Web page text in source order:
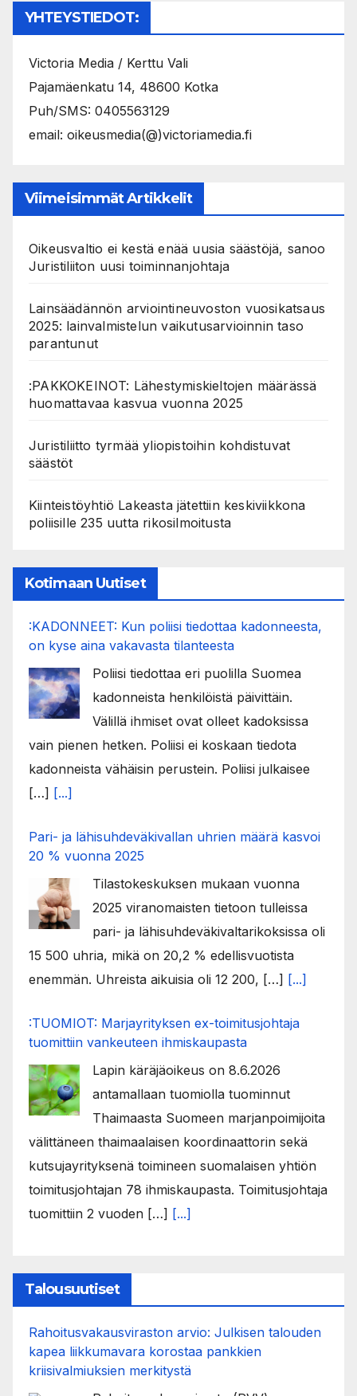
YHTEYSTIEDOT:
Victoria Media / Kerttu Vali
Pajamäenkatu 14, 48600 Kotka
Puh/SMS: 0405563129
email: oikeusmedia(@)victoriamedia.fi
Viimeisimmät Artikkelit
Oikeusvaltio ei kestä enää uusia säästöjä, sanoo
Juristiliiton uusi toiminnanjohtaja
Lainsäädännön arviointineuvoston vuosikatsaus
2025: lainvalmistelun vaikutusarvioinnin taso
parantunut
:PAKKOKEINOT: Lähestymiskieltojen määrässä
huomattavaa kasvua vuonna 2025
Juristiliitto tyrmää yliopistoihin kohdistuvat
säästöt
Kiinteistöyhtiö Lakeasta jätettiin keskiviikkona
poliisille 235 uutta rikosilmoitusta
Kotimaan Uutiset
:KADONNEET: Kun poliisi tiedottaa kadonneesta,
on kyse aina vakavasta tilanteesta
Poliisi tiedottaa eri puolilla Suomea
kadonneista henkilöistä päivittäin.
Välillä ihmiset ovat olleet kadoksissa
vain pienen hetken. Poliisi ei koskaan tiedota
kadonneista vähäisin perustein. Poliisi julkaisee
[…] [...]
Pari- ja lähisuhdeväkivallan uhrien määrä kasvoi
20 % vuonna 2025
Tilastokeskuksen mukaan vuonna
2025 viranomaisten tietoon tulleissa
pari- ja lähisuhdeväkivaltarikoksissa oli
15 500 uhria, mikä on 20,2 % edellisvuotista
enemmän. Uhreista aikuisia oli 12 200, […] [...]
:TUOMIOT: Marjayrityksen ex-toimitusjohtaja
tuomittiin vankeuteen ihmiskaupasta
Lapin käräjäoikeus on 8.6.2026
antamallaan tuomiolla tuominnut
Thaimaasta Suomeen marjanpoimijoita
välittäneen thaimaalaisen koordinaattorin sekä
kutsujayrityksenä toimineen suomalaisen yhtiön
toimitusjohtajan 78 ihmiskaupasta. Toimitusjohtaja
tuomittiin 2 vuoden […] [...]
Talousuutiset
Rahoitusvakausviraston arvio: Julkisen talouden
kapea liikkumavara korostaa pankkien
kriisivalmiuksien merkitystä